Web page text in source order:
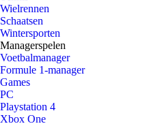
Wielrennen
Schaatsen
Wintersporten
Managerspelen
Voetbalmanager
Formule 1-manager
Games
PC
Playstation 4
Xbox One